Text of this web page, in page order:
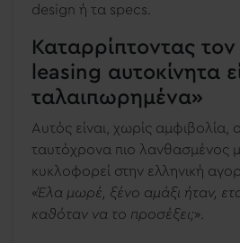
design ή τα specs.
Καταρρίπτοντας
leasing αυτοκίνητα
ταλαιπωρημένα»
Αυτός είναι, χωρίς αμφιβολία,
ταυτόχρονα πιο λανθασμένος
κυκλοφορεί στην ελληνική
«Έλα μωρέ, ξένο αμάξι ήταν,
καθόταν να το προσέξει;».